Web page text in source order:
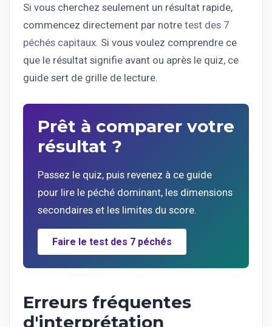
Si vous cherchez seulement un résultat rapide,
commencez directement par notre test des 7
péchés capitaux. Si vous voulez comprendre ce
que le résultat signifie avant ou après le quiz, ce
guide sert de grille de lecture.
Prêt à comparer votre
résultat ?
Passez le quiz, puis revenez à ce guide
pour lire le péché dominant, les dimensions
secondaires et les limites du score.
Faire le test des 7 péchés
Erreurs fréquentes
d'interprétation